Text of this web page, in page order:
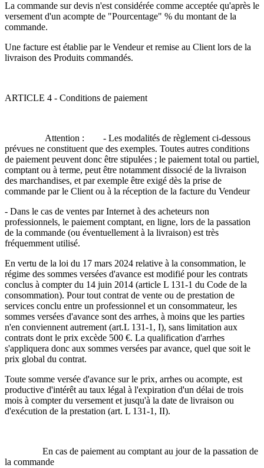
La commande sur devis n'est considérée comme acceptée qu'après le
versement d'un acompte de "Pourcentage" % du montant de la
commande.
Une facture est établie par le Vendeur et remise au Client lors de la
livraison des Produits commandés.
ARTICLE 4 - Conditions de paiement
Attention : - Les modalités de règlement ci-dessous
prévues ne constituent que des exemples. Toutes autres conditions
de paiement peuvent donc être stipulées ; le paiement total ou partiel,
comptant ou à terme, peut être notamment dissocié de la livraison
des marchandises, et par exemple être exigé dès la prise de
commande par le Client ou à la réception de la facture du Vendeur
- Dans le cas de ventes par Internet à des acheteurs non
professionnels, le paiement comptant, en ligne, lors de la passation
de la commande (ou éventuellement à la livraison) est très
fréquemment utilisé.
En vertu de la loi du 17 mars 2024 relative à la consommation, le
régime des sommes versées d'avance est modifié pour les contrats
conclus à compter du 14 juin 2014 (article L 131-1 du Code de la
consommation). Pour tout contrat de vente ou de prestation de
services conclu entre un professionnel et un consommateur, les
sommes versées d'avance sont des arrhes, à moins que les parties
n'en conviennent autrement (art.L 131-1, I), sans limitation aux
contrats dont le prix excède 500 €. La qualification d'arrhes
s'appliquera donc aux sommes versées par avance, quel que soit le
prix global du contrat.
Toute somme versée d'avance sur le prix, arrhes ou acompte, est
productive d'intérêt au taux légal à l'expiration d'un délai de trois
mois à compter du versement et jusqu'à la date de livraison ou
d'exécution de la prestation (art. L 131-1, II).
En cas de paiement au comptant au jour de la passation de
la commande